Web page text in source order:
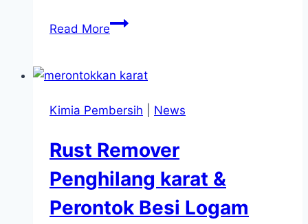
Read More
Kimia Pembersih News
Rust Remover
Penghilang karat &
Perontok Besi Logam